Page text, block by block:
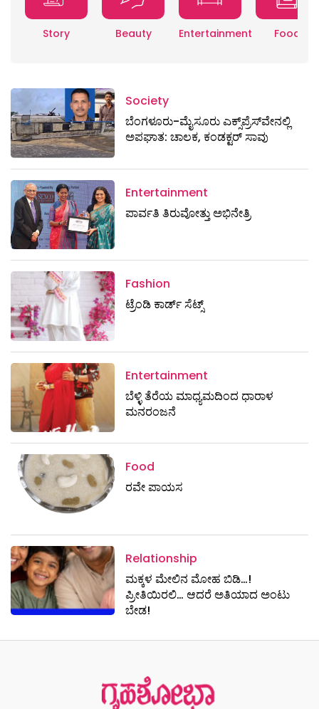
Story Beauty Entertainment Food
Society
ಬೆಂಗಳೂರು-ಮೈಸೂರು ಎಕ್ಸ್​ಪ್ರೆಸ್‌ವೇನಲ್ಲಿ
ಅಪಘಾತ: ಚಾಲಕ, ಕಂಡಕ್ಟರ್ ಸಾವು
Entertainment
ಪಾರ್ವತಿ ತಿರುವೋತ್ತು ಅಭಿನೇತ್ರಿ
Fashion
ಟ್ರೆಂಡಿ ಕಾರ್ಡ್‌ ಸೆಟ್ಸ್
Entertainment
ಬೆಳ್ಳಿ ತೆರೆಯ ಮಾಧ್ಯಮದಿಂದ ಧಾರಾಳ
ಮನರಂಜನೆ
Food
ರವೇ ಪಾಯಸ
Relationship
ಮಕ್ಕಳ ಮೇಲಿನ ಮೋಹ ಬಿಡಿ…!
ಪ್ರೀತಿಯಿರಲಿ… ಆದರೆ ಅತಿಯಾದ ಅಂಟು
ಬೇಡ!